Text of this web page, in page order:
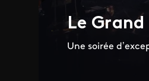
Le
Une soirée